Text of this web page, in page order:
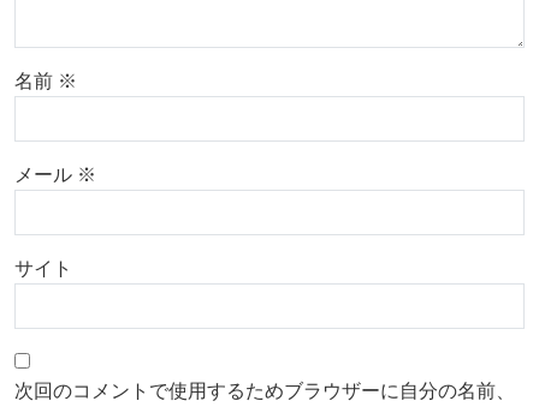
名前 ※
メール ※
サイト
次回のコメントで使用するためブラウザーに自分の名前、